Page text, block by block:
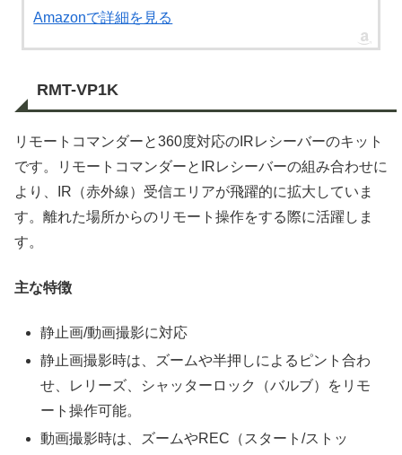
Amazonで詳細を見る
RMT-VP1K
リモートコマンダーと360度対応のIRレシーバーのキット
です。リモートコマンダーとIRレシーバーの組み合わせに
より、IR（赤外線）受信エリアが飛躍的に拡大していま
す。離れた場所からのリモート操作をする際に活躍しま
す。
主な特徴
静止画/動画撮影に対応
静止画撮影時は、ズームや半押しによるピント合わ
せ、レリーズ、シャッターロック（バルブ）をリモ
ート操作可能。
動画撮影時は、ズームやREC（スタート/ストッ